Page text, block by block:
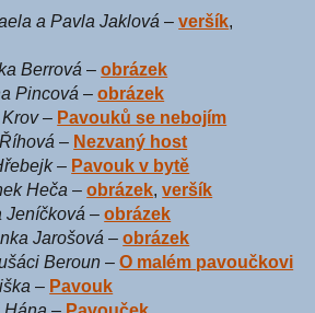
a Pavla Jaklová –veršík,
Berrová –obrázek
Pincová –obrázek
– Pavouků se nebojím
– Nezvaný host
– Pavouk v bytě
Heča –obrázek,veršík
Jeníčková –obrázek
Jarošová –obrázek
Beroun –O malém pavoučkovi
– Pavouk